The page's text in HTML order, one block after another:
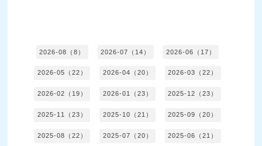
2026-08（8） 2026-07（14） 2026-06（17）
2026-05（22） 2026-04（20） 2026-03（22）
2026-02（19） 2026-01（23） 2025-12（23）
2025-11（23） 2025-10（21） 2025-09（20）
2025-08（22） 2025-07（20） 2025-06（21）